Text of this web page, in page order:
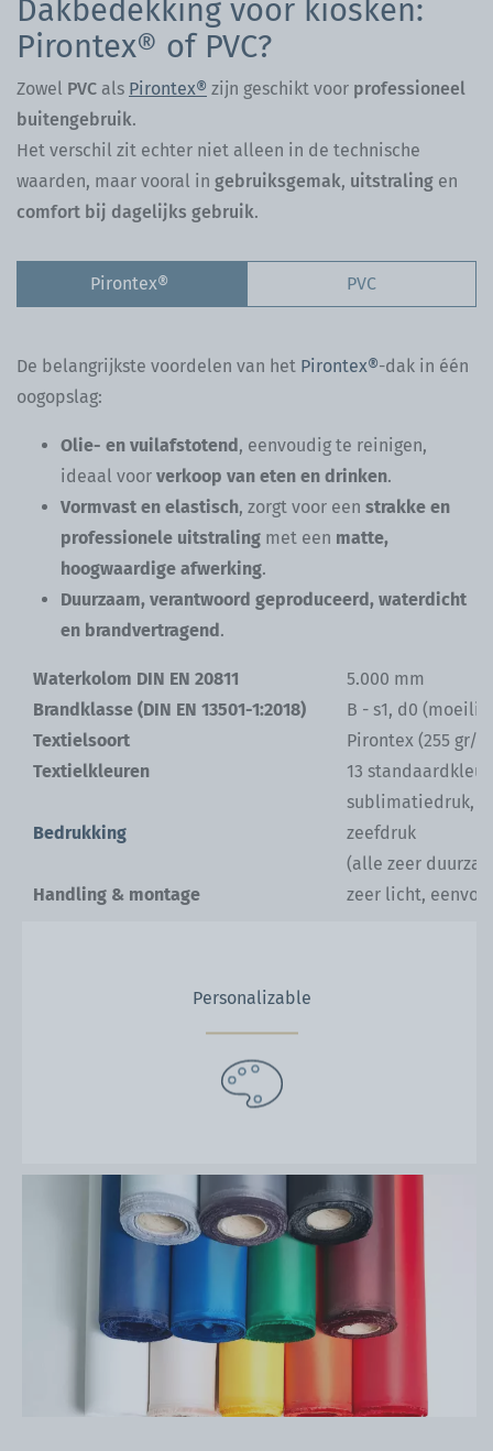
Dakbedekking voor kiosken:
Pirontex® of PVC?
Zowel PVC als Pirontex® zijn geschikt voor professioneel
buitengebruik.
Het verschil zit echter niet alleen in de technische
waarden, maar vooral in gebruiksgemak, uitstraling en
comfort bij dagelijks gebruik.
Pirontex® PVC
De belangrijkste voordelen van het Pirontex®-dak in één
oogopslag:
Olie- en vuilafstotend, eenvoudig te reinigen,
ideaal voor verkoop van eten en drinken.
Vormvast en elastisch, zorgt voor een strakke en
professionele uitstraling met een matte,
hoogwaardige afwerking.
Duurzaam, verantwoord geproduceerd, waterdicht
en brandvertragend.
Waterkolom DIN EN 20811
5.000 mm
Brandklasse (DIN EN 13501-1:2018)
B - s1, d0
Textielsoort
Pirontex (255 gr/
Textielkleuren
13
Bedrukking
sublimatiedruk,
zeefdruk
(alle zeer
Handling & montage
zeer licht,
Personalizable